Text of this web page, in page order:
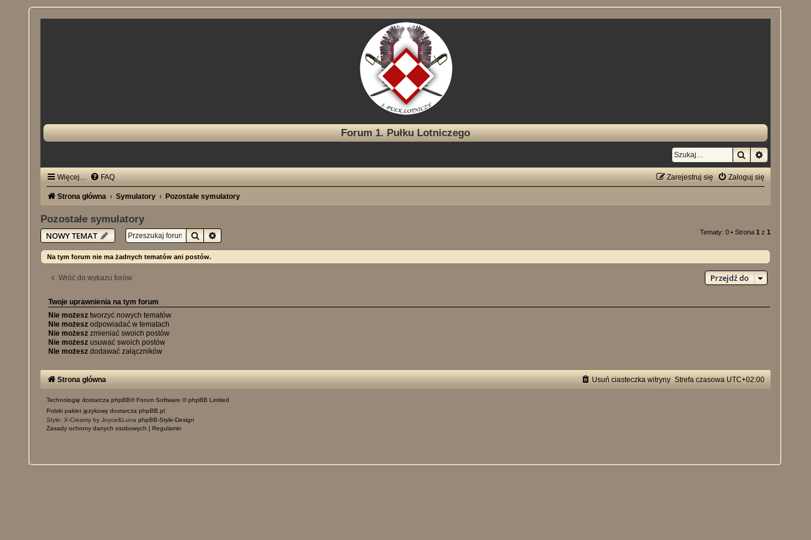
Forum 1. Pułku Lotniczego
Szukaj
Więcej… FAQ Zaloguj się
Zarejestruj się
Strona główna Symulatory Pozostałe symulatory
Pozostałe symulatory
NOWY TEMAT
SzukajWyszukiwanie zaawansowane Tematy: 0 • Strona 1 z 1
Na tym forum nie ma żadnych tematów ani postów.
Wróć do wykazu forów Przejdź do
Twoje uprawnienia na tym forum
Nie możesz tworzyć nowych tematów
Nie możesz odpowiadać w tematach
Nie możesz zmieniać swoich postów
Nie możesz usuwać swoich postów
Nie możesz dodawać załączników
Strona główna Strefa czasowa UTC+02:00
Usuń ciasteczka witryny
Technologię dostarczaphpBB® Forum Software © phpBB Limited
Polski pakiet językowy dostarczaphpBB.pl
Style: X-Creamy by Joyce&LunaphpBB-Style-Design
Zasady ochrony danych osobowych |Regulamin